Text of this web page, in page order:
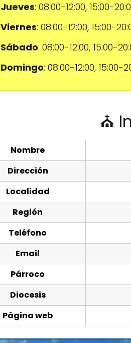
Jueves: 08:00-12:00, 15:00-
Viernes: 08:00-12:00, 15:00-
Sábado: 08:00-12:00, 15:00-
Domingo: 08:00-12:00, 15:00-
⛪
Nombre
Dirección
Localidad
Región
Teléfono
Email
Párroco
Diocesis
Página web